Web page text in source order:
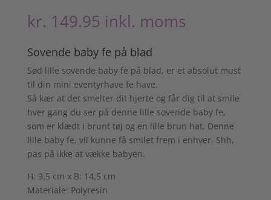
kr. 149.95 inkl. moms
Sovende baby fe på blad
Sød lille sovende baby fe på blad, er et absolut must
til din mini eventyrhave fe have.
Så kær at det smelter dit hjerte og får dig til at smile
hver gang du ser på denne lille sovende baby fe,
som er klædt i brunt tøj og en lille brun hat. Denne
lille baby fe, vil kunne få smilet frem i enhver. Shh,
pas på ikke at vække babyen.
H: 9,5 cm x B: 14,5 cm
Materiale: Polyresin